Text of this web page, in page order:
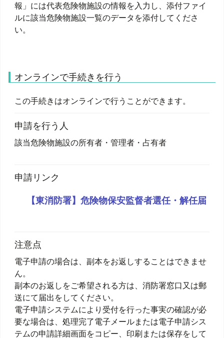
報」には代表危険物施設の情報を入力し、添付ファイ
ルに該当危険物施設一覧のデータを添付してくださ
い。
オンラインで手続きを行う
この手続きはオンラインで行うことができます。
申請を行う人
該当危険物施設の所有者・管理者・占有者
申請リンク
【東消防署】危険物保安監督者選任・解任届
注意点
電子申請の場合は、副本をお返しすることはできませ
ん。
副本のお返しをご希望される方は、消防署窓口又は郵
送にて届出をしてください。
電子申請システムにより受付を行った事実の確認が必
要な場合は、処理完了電子メールまたは電子申請シス
テムの申請詳細画面をコピー、印刷または保存をして